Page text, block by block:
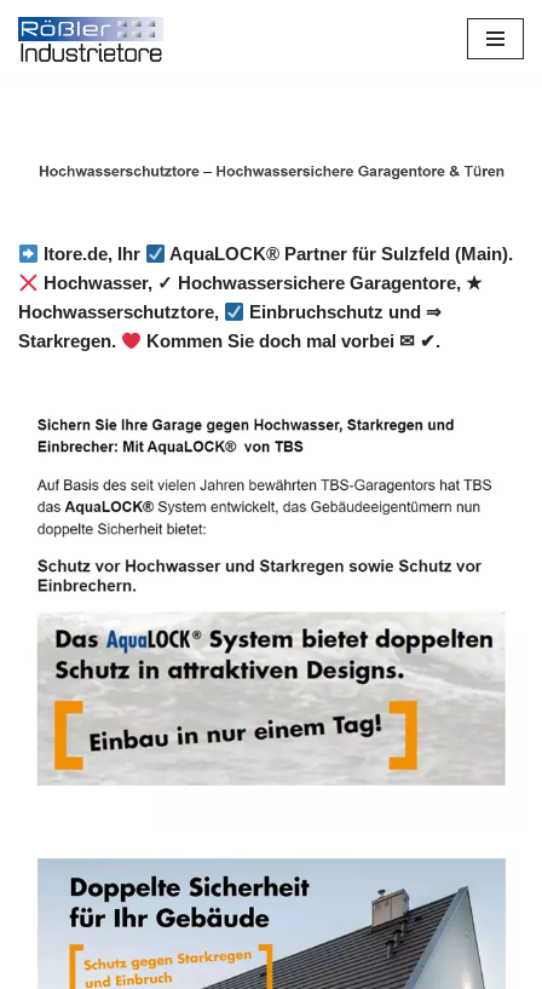
Zum
Itore.de, Ihr
AquaLOCK® Partner für Sulzfeld (Main).
Hochwasser, ✓ Hochwassersichere Garagentore, ★
Hochwasserschutztore,
Einbruchschutz und ⇒
Starkregen.
Kommen Sie doch mal vorbei ✉ ✔.